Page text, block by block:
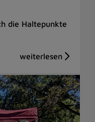
die Haltepunkte